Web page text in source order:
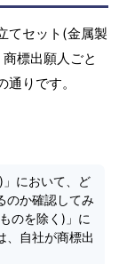
てセット(金属製
標出願人ごと
りです。
」において、ど
のか確認してみ
のを除く)」に
、自社が商標出